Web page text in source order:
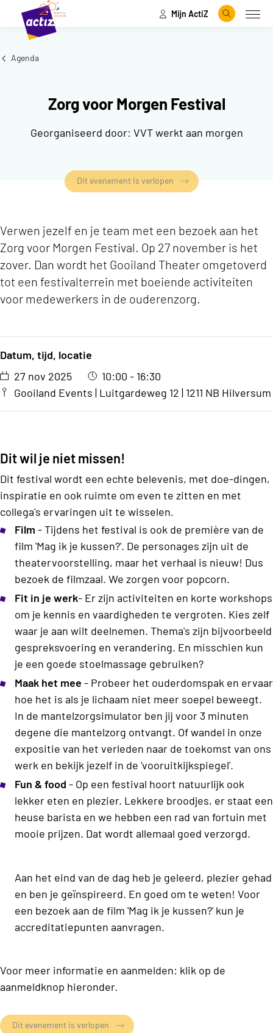
Naar hoofdinhoud
Naar menu Mijn ActiZ
Zoeken
Agenda
Zorg voor Morgen Festival
Georganiseerd door: VVT werkt aan morgen
Dit evenement is verlopen
Verwen jezelf en je team met een bezoek aan het
Zorg voor Morgen Festival. Op 27 november is het
zover. Dan wordt het Gooiland Theater omgetoverd
tot een festivalterrein met boeiende activiteiten
voor medewerkers in de ouderenzorg.
Datum, tijd, locatie
27 nov 2025
10:00 - 16:30
Gooiland Events | Luitgardeweg 12 | 1211 NB Hilversum
Dit wil je niet missen!
Dit festival wordt een echte belevenis, met doe-dingen,
inspiratie en ook ruimte om even te zitten en met
collega's ervaringen uit te wisselen.
Film - Tijdens het festival is ook de première van de
film 'Mag ik je kussen?'. De personages zijn uit de
theatervoorstelling, maar het verhaal is nieuw! Dus
bezoek de filmzaal. We zorgen voor popcorn.
Fit in je werk- Er zijn activiteiten en korte workshops
om je kennis en vaardigheden te vergroten. Kies zelf
waar je aan wilt deelnemen. Thema's zijn bijvoorbeeld
gespreksvoering en verandering. En misschien kun
je een goede stoelmassage gebruiken?
Maak het mee - Probeer het ouderdomspak en ervaar
hoe het is als je lichaam niet meer soepel beweegt.
In de mantelzorgsimulator ben jij voor 3 minuten
degene die mantelzorg ontvangt. Of wandel in onze
expositie van het verleden naar de toekomst van ons
werk en bekijk jezelf in de 'vooruitkijkspiegel'.
Fun & food - Op een festival hoort natuurlijk ook
lekker eten en plezier. Lekkere broodjes, er staat een
heuse barista en we hebben een rad van fortuin met
mooie prijzen. Dat wordt allemaal goed verzorgd.
Aan het eind van de dag heb je geleerd, plezier gehad
en ben je geïnspireerd. En goed om te weten! Voor
een bezoek aan de film 'Mag ik je kussen?' kun je
accreditatiepunten aanvragen.
Voor meer informatie en aanmelden: klik op de
aanmeldknop hieronder.
Dit evenement is verlopen